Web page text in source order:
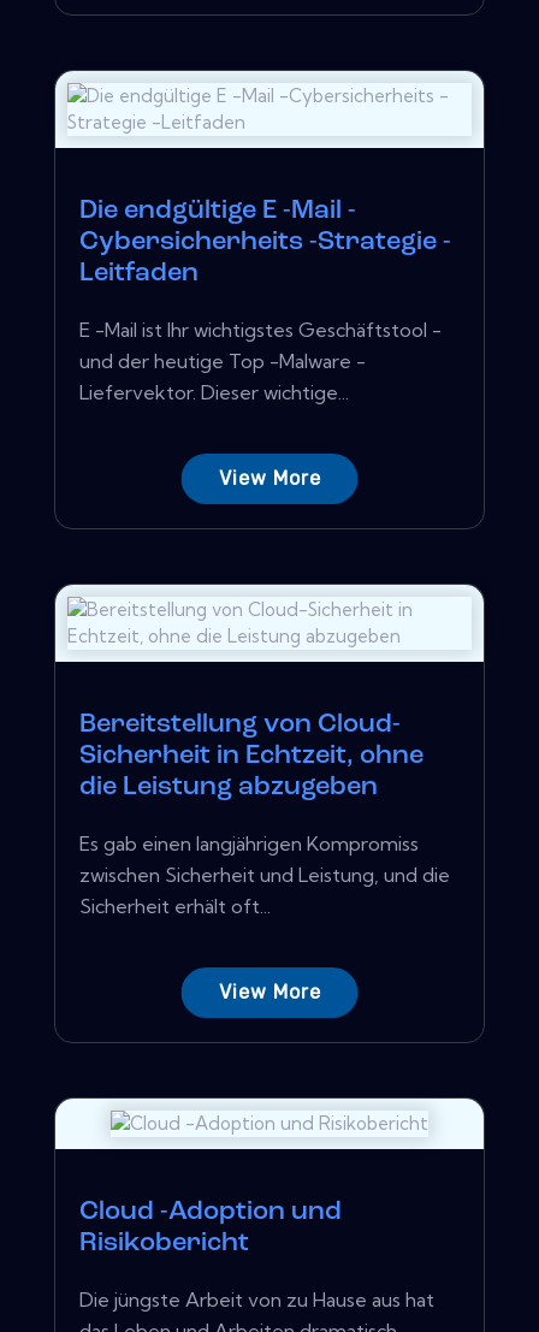
Die endgültige E -Mail -
Cybersicherheits -Strategie -
Leitfaden
E -Mail ist Ihr wichtigstes Geschäftstool -
und der heutige Top -Malware -
Liefervektor. Dieser wichtige...
View More
Bereitstellung von Cloud-
Sicherheit in Echtzeit, ohne
die Leistung abzugeben
Es gab einen langjährigen Kompromiss
zwischen Sicherheit und Leistung, und die
Sicherheit erhält oft...
View More
Cloud -Adoption und
Risikobericht
Die jüngste Arbeit von zu Hause aus hat